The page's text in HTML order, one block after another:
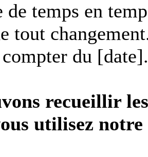
de temps en
tout
du [date].
recueillir
utilisez notre